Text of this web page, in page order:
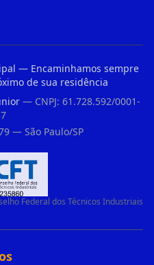
— Encaminhamos sempre
de sua residência
— CNPJ: 61.728.592/0001-
— São Paulo/SP
Federal dos Técnicos Industriais